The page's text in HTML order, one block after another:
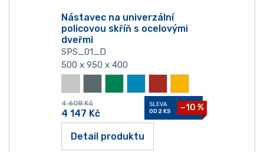
Nástavec na univerzální
policovou skříň s ocelovými
dveřmi
SPS_01_D
500 x 950 x 400
4 608 Kč
4 147 Kč
SLEVA
OD 2 KS
−10 %
Detail produktu